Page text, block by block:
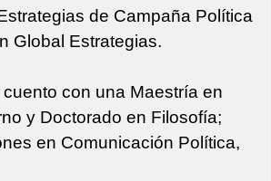
de Campaña Política
Global Estrategias.
con una Maestría en
y Doctorado en Filosofía;
en Comunicación Política,